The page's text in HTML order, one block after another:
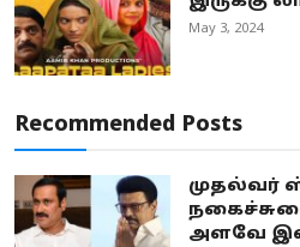
May 3, 2024
Recommended Posts
முதல்வர்
அளவே